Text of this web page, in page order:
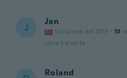
J Jan
Iscrizione dal 2017 · 13
circa 3 anni fa
Roland